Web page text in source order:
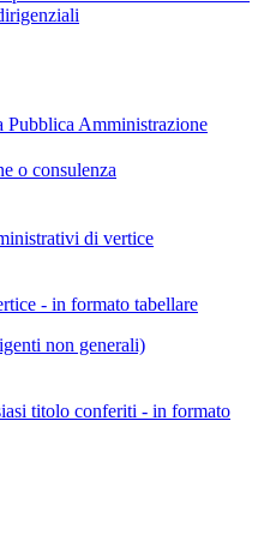
Pubblica Amministrazione
o consulenza
di vertice
- in formato tabellare
non generali)
titolo conferiti - in formato